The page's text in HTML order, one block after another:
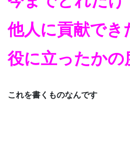
他人に貢献でき
役に立ったかの
これを書くものなんです